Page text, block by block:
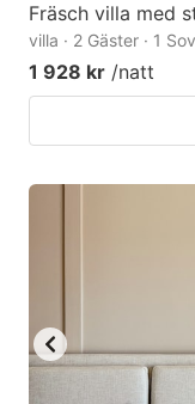
Fräsch villa med
villa · 2 Gäster · 1
1 928 kr /natt